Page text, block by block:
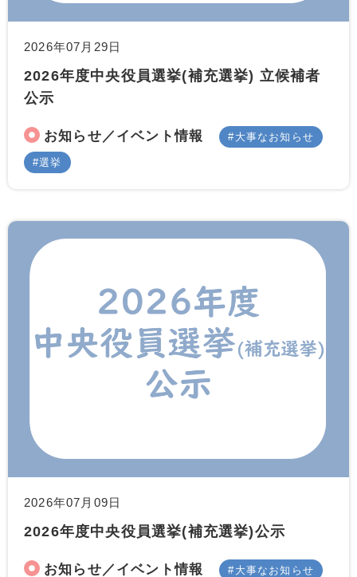
2026年07月29日
2026年度中央役員選挙(補充選挙) 立候補者
公示
お知らせ／イベント情報 大事なお知らせ
選挙
2026年07月09日
2026年度中央役員選挙(補充選挙)公示
お知らせ／イベント情報 大事なお知らせ